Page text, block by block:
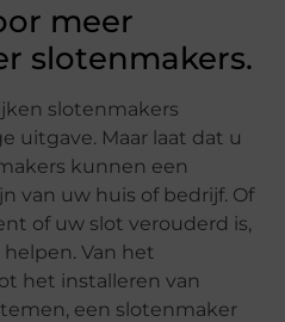
meer
slotenmakers.
slotenmakers
uitgave. Maar laat dat u
kunnen een
van uw huis of bedrijf. Of
of uw slot verouderd is,
Van het
het installeren van
een slotenmaker